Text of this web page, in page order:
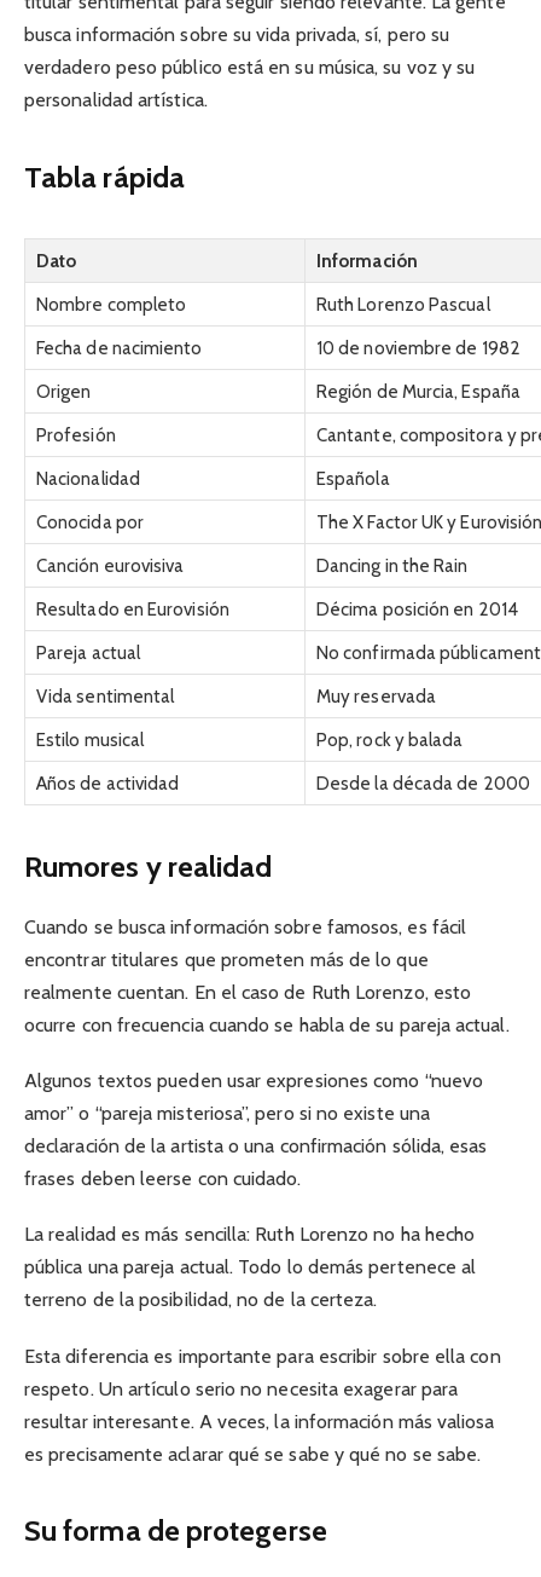
busca información sobre su vida privada, sí, pero su
verdadero peso público está en su música, su voz y su
personalidad artística.
Tabla rápida
Dato
Información
Nombre completo
Ruth Lorenzo Pascual
Fecha de nacimiento
10 de noviembre de 1982
Origen
Región de Murcia, España
Profesión
Cantante, compositora y
Nacionalidad
Española
Conocida por
The X Factor UK y
Canción eurovisiva
Dancing in the Rain
Resultado en Eurovisión
Décima posición en 2014
Pareja actual
No confirmada
Vida sentimental
Muy reservada
Estilo musical
Pop, rock y balada
Años de actividad
Desde la década de 2000
Rumores y realidad
Cuando se busca información sobre famosos, es fácil
encontrar titulares que prometen más de lo que
realmente cuentan. En el caso de Ruth Lorenzo, esto
ocurre con frecuencia cuando se habla de su pareja actual.
Algunos textos pueden usar expresiones como “nuevo
amor” o “pareja misteriosa”, pero si no existe una
declaración de la artista o una confirmación sólida, esas
frases deben leerse con cuidado.
La realidad es más sencilla: Ruth Lorenzo no ha hecho
pública una pareja actual. Todo lo demás pertenece al
terreno de la posibilidad, no de la certeza.
Esta diferencia es importante para escribir sobre ella con
respeto. Un artículo serio no necesita exagerar para
resultar interesante. A veces, la información más valiosa
es precisamente aclarar qué se sabe y qué no se sabe.
Su forma de protegerse